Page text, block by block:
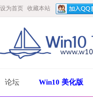
设为首页 收藏本站
论坛 Win10 美化版